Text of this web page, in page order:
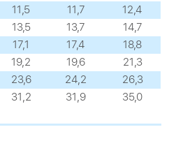
11,5 11,7
12,4
13,5 13,7
14,7
17,1 17,4
18,8
19,2 19,6
21,3
23,6 24,2
26,3
31,2 31,9 35,0